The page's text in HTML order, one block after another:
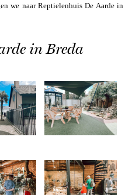
we naar Reptielenhuis De Aarde in
in Breda